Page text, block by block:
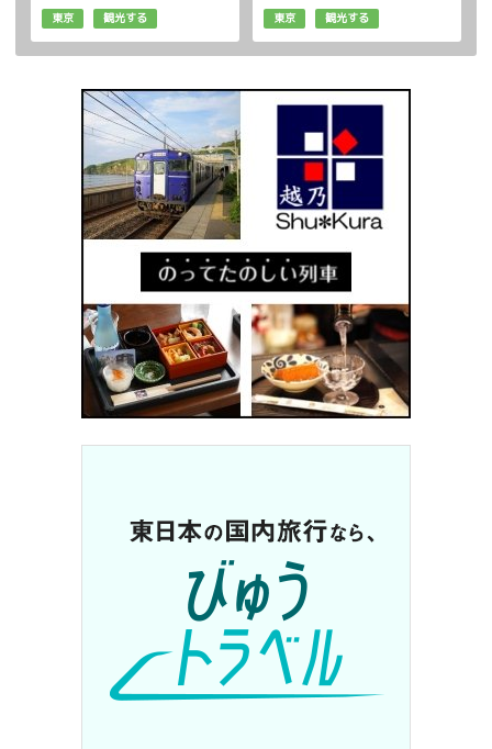
東京 観光する 東京 観光する